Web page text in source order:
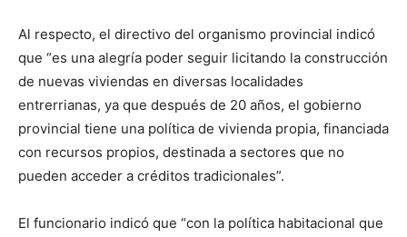
Al respecto, el directivo del organismo provincial indicó
que “es una alegría poder seguir licitando la construcción
de nuevas viviendas en diversas localidades
entrerrianas, ya que después de 20 años, el gobierno
provincial tiene una política de vivienda propia, financiada
con recursos propios, destinada a sectores que no
pueden acceder a créditos tradicionales”.
El funcionario indicó que “con la política habitacional que